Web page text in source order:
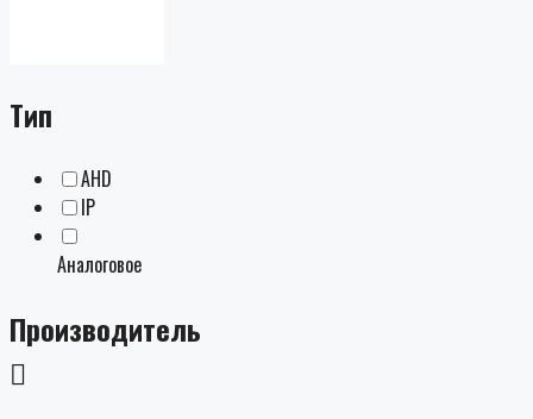
Тип
AHD
IP
Аналоговое
Производитель